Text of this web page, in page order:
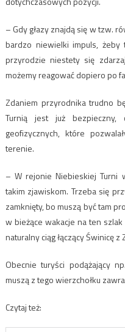
– Gdy głazy znajdą się w tzw.
bardzo niewielki impuls, żeby
przyrodzie niestety się
możemy reagować dopiero po
Zdaniem przyrodnika trudno
Turnią jest już
geofizycznych, które
terenie.
– W rejonie Niebieskiej Turni
takim zjawiskom. Trzeba się
zamknięty, bo muszą być tam
w bieżące wakacje na ten
naturalny ciąg łączący Świnicę
Obecnie turyści podążający
muszą z tego wierzchołku
Czytaj też: